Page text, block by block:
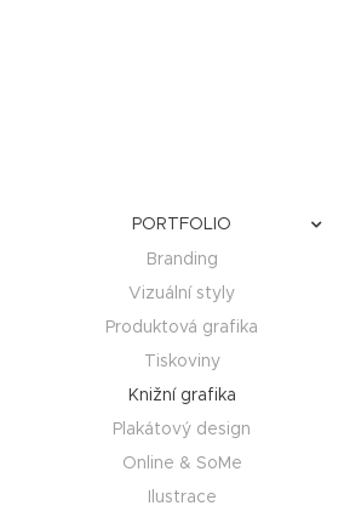
PORTFOLIO
Branding
Vizuální styly
Produktová grafika
Tiskoviny
Knižní grafika
Plakátový design
Online & SoMe
Ilustrace